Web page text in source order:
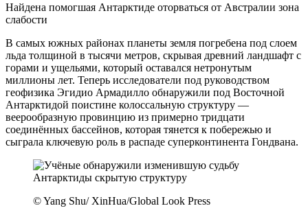
Найдена помогшая Антарктиде оторваться от Австралии зона
слабости
В самых южных районах планеты земля погребена под слоем
льда толщиной в тысячи метров, скрывая древний ландшафт с
горами и ущельями, который оставался нетронутым
миллионы лет. Теперь исследователи под руководством
геофизика Эгидио Армадилло обнаружили под Восточной
Антарктидой поистине колоссальную структуру —
веерообразную провинцию из примерно тридцати
соединённых бассейнов, которая тянется к побережью и
сыграла ключевую роль в распаде суперконтинента Гондвана.
© Yang Shu/ XinHua/Global Look Press